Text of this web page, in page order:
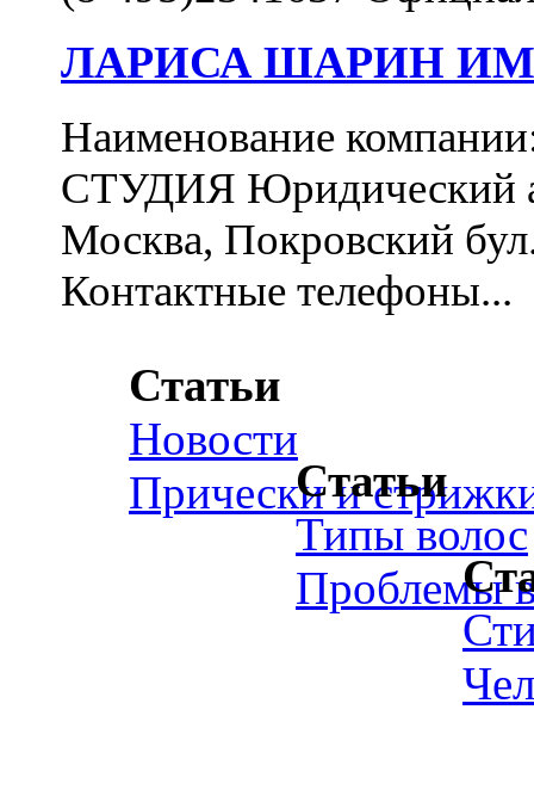
ЛАРИСА ШАРИН
Наименование
СТУДИЯ Юридический
Москва, Покровский
Контактные телефоны...
Статьи
Новости
Прически иСтатьи
Типы волос
Проблемы